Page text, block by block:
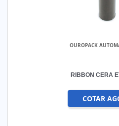
OUROPACK
RIBBON CERA
COTAR